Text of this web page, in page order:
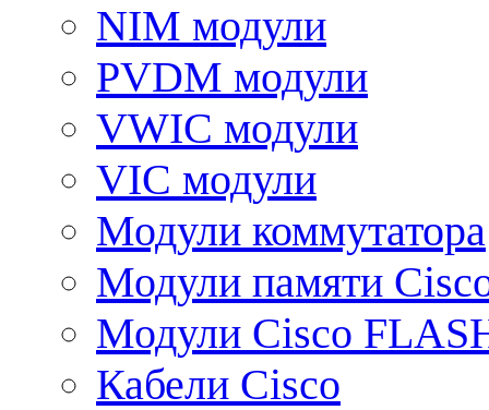
NIM модули
PVDM модули
VWIC модули
VIC модули
Модули коммутатора
Модули памяти
Модули Cisco
Кабели Cisco